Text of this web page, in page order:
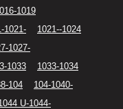
1019
1021-
1021--1024
1027-
1033
1033-1034
104
104-1040-
U-1044-